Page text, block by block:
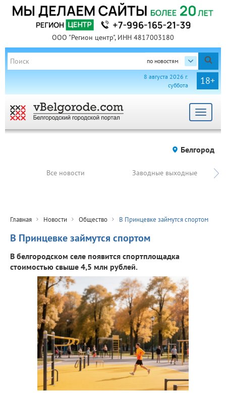
ООО "Регион центр", ИНН 4817003180
по новостям
18+
8 августа 2026 г.
суббота
Toggle
Белгород
Все новости Заводные выходные
Главная Новости Общество В Принцевке займутся спортом
В Принцевке займутся спортом
В белгородском селе появится спортплощадка
стоимостью свыше 4,5 млн рублей.